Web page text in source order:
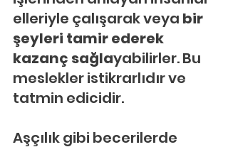
elleriyle çalışarak veya bir
şeyleri tamir ederek
kazanç sağlayabilirler. Bu
meslekler istikrarlıdır ve
tatmin edicidir.
Aşçılık gibi becerilerde